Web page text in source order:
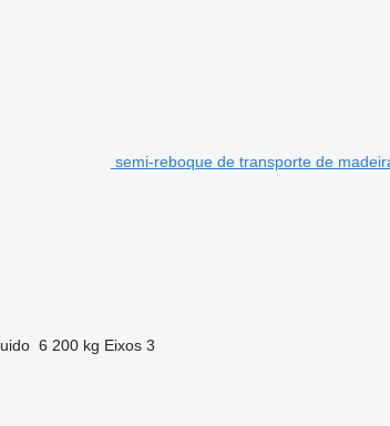
semi-reboque de transporte de
6 200 kg Eixos 3